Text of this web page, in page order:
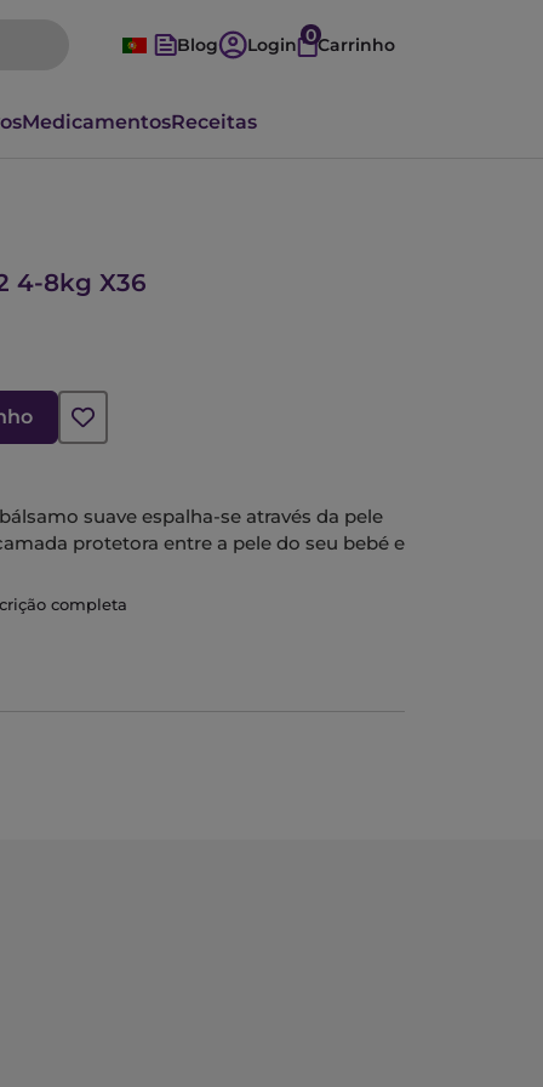
Blog Login 0Carrinho
MedicamentosReceitas
4-8kg X36
suave espalha-se através da pele
protetora entre a pele do seu bebé e
prevenir as irritações da fralda,
completa